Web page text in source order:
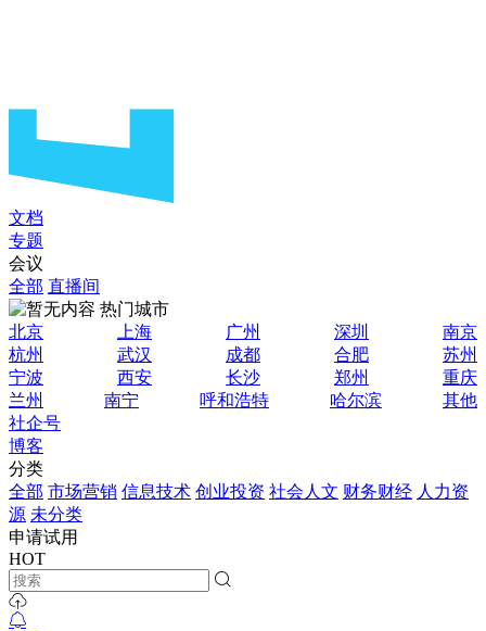
文档
专题
会议
全部 直播间
热门城市
北京
上海 广州 深圳
南京
杭州
武汉 成都 合肥
苏州
宁波
西安 长沙 郑州
重庆
兰州
南宁 呼和浩特 哈尔滨
其他
社企号
博客
分类
全部 市场营销 信息技术 创业投资 社会人文 财务财经 人力资
源 未分类
申请试用
HOT